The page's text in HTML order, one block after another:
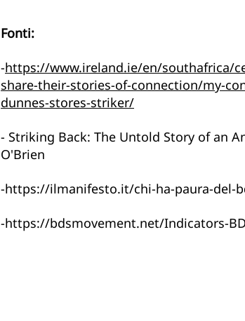
Fonti:
-https://www.ireland.ie/en/southafrica/
share-their-stories-of-connection/my-
dunnes-stores-striker/
- Striking Back: The Untold Story of an
O'Brien
-https://ilmanifesto.it/chi-ha-paura-del-
-https://bdsmovement.net/Indicators-